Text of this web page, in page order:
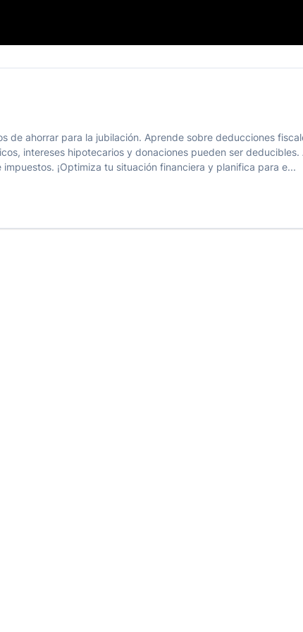
de ahorrar para la jubilación. Aprende sobre deducciones
intereses hipotecarios y donaciones pueden ser
¡Optimiza tu situación financiera y planifica para e...